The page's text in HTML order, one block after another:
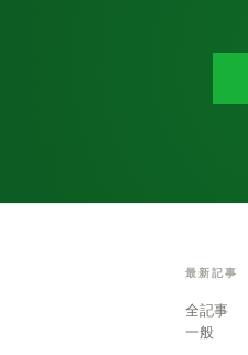
最新記事
全記事
一般